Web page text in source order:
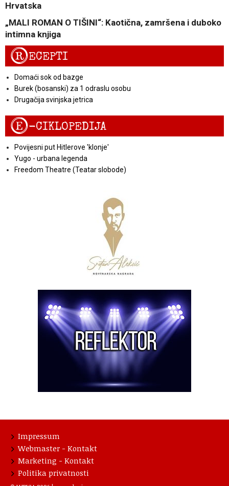
Hrvatska
„MALI ROMAN O TIŠINI“: Kaotična, zamršena i duboko
intimna knjiga
RECEPTI
Domaći sok od bazge
Burek (bosanski) za 1 odraslu osobu
Drugačija svinjska jetrica
E-CIKLOPEDIJA
Povijesni put Hitlerove 'klonje'
Yugo - urbana legenda
Freedom Theatre (Teatar slobode)
Impressum
Webmaster - Kontakt
Marketing - Kontakt
Politika privatnosti